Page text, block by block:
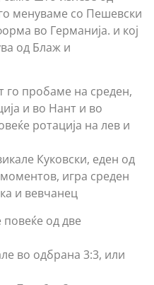
менуваме со Пешевски
во Германија. и кој
од Блаж и
пробаме на среден,
и во Нант и во
ротација на лев и
Куковски, еден од
игра среден
и вевчанец
од две
во одбрана 3:3, или